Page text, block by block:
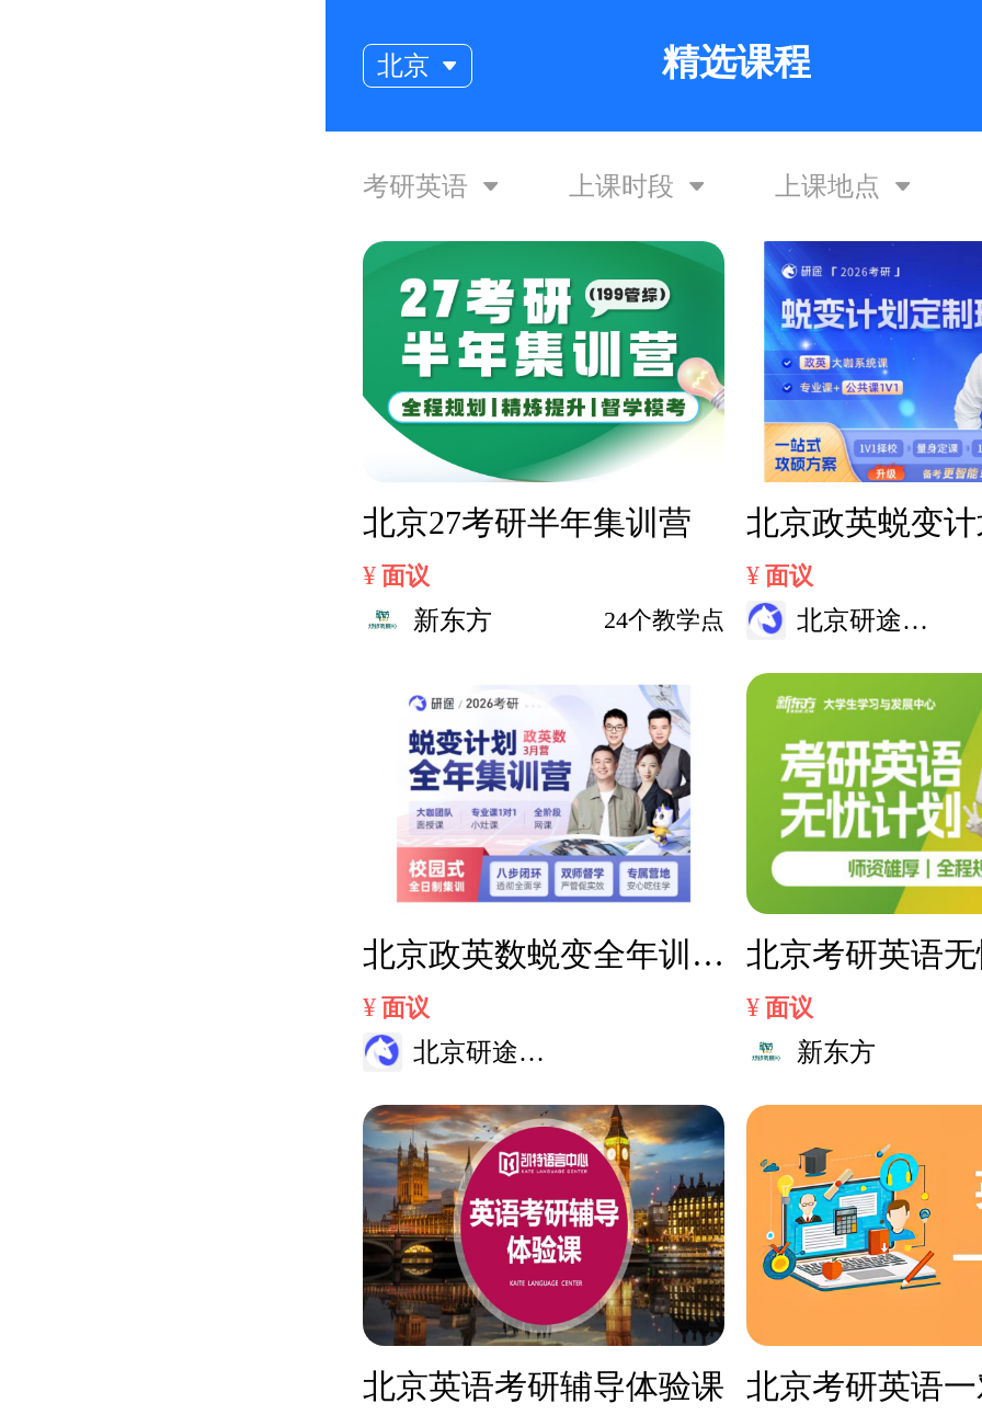
北京 精选课程
考研英语 上课时段 上课地点
北京27考研半年集训营
¥ 面议
新东方 24个教学点
北京政英蜕变
¥ 面议
北京研途考
北京政英数蜕变全年训练
营
¥ 面议
北京研途考
北京考研英语
¥ 面议
新东方
北京英语考研辅导体验课 北京考研英语